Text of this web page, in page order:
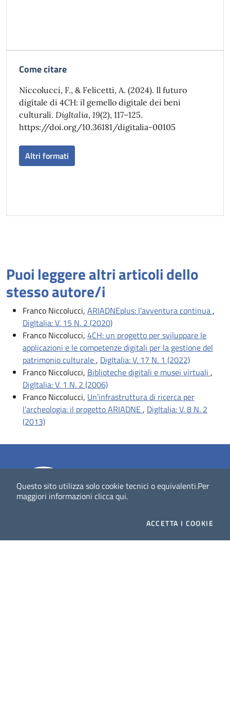
Questo sito utilizza solo cookie tecnici o equivalenti.Per
maggiori informazioni clicca qui.
ACCETTA I COOKIE
Come citare
Niccolucci, F., & Felicetti, A. (2024). Il futuro
digitale di 4CH: il gemello digitale dei beni
culturali. DigItalia, 19(2), 117–125.
https://doi.org/10.36181/digitalia-00105
Altri formati
Puoi leggere altri articoli dello
stesso autore/i
Franco Niccolucci, ARIADNEplus: l’avventura continua,
DigItalia: V. 15 N. 2 (2020)
Franco Niccolucci, 4CH: un progetto per sviluppare le
applicazioni e le competenze digitali per la gestione del
patrimonio culturale, DigItalia: V. 17 N. 1 (2022)
Franco Niccolucci, Biblioteche digitali e musei virtuali ,
DigItalia: V. 1 N. 2 (2006)
Franco Niccolucci, Un’infrastruttura di ricerca per
l’archeologia: il progetto ARIADNE , DigItalia: V. 8 N. 2
(2013)
DigItalia-rivista del digitale nei beni culturali||ISSN: